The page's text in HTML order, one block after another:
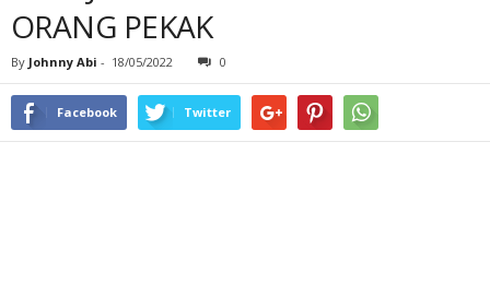
ORANG PEKAK
By Johnny Abi - 18/05/2022 0
Facebook Twitter